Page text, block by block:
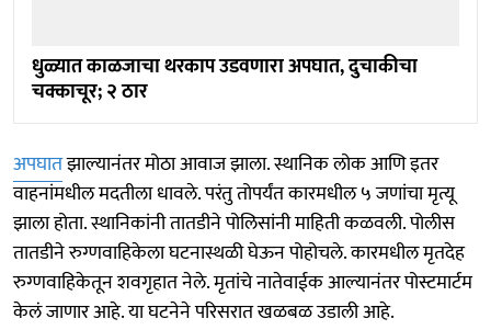
धुळ्यात काळजाचा थरकाप उडवणारा अपघात, दुचाकीचा
चक्काचूर; २ ठार
अपघातझाल्यानंतर मोठा आवाज झाला. स्थानिक लोक आणि इतर
वाहनांमधील मदतीला धावले. परंतु तोपर्यंत कारमधील ५ जणांचा मृत्यू
झाला होता. स्थानिकांनी तातडीने पोलिसांनी माहिती कळवली. पोलीस
तातडीने रुग्णवाहिकेला घटनास्थळी घेऊन पोहोचले. कारमधील मृतदेह
रुग्णवाहिकेतून शवगृहात नेले. मृतांचे नातेवाईक आल्यानंतर पोस्टमार्टम
केलं जाणार आहे. या घटनेने परिसरात खळबळ उडाली आहे.